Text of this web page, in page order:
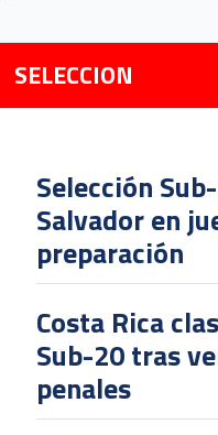
SELECCION
Selección
Salvador en
preparación
Costa Rica
Sub-20 tras
penales